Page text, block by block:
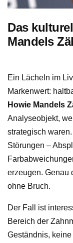
Das
Mandels
Ein Lächeln im
Markenwert:
Howie Mandels
Analyseobjekt,
strategisch
Störungen –
erzeugen. Genau
ohne Bruch.
Der Fall ist
Bereich der
Geständnis,